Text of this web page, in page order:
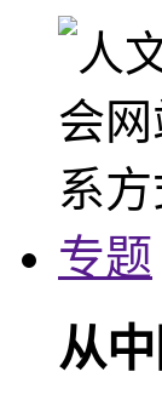
专题
从